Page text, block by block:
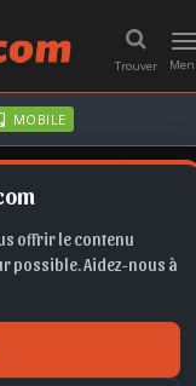
offrir le contenu
possible. Aidez-nous à
Trouver
MOBILE